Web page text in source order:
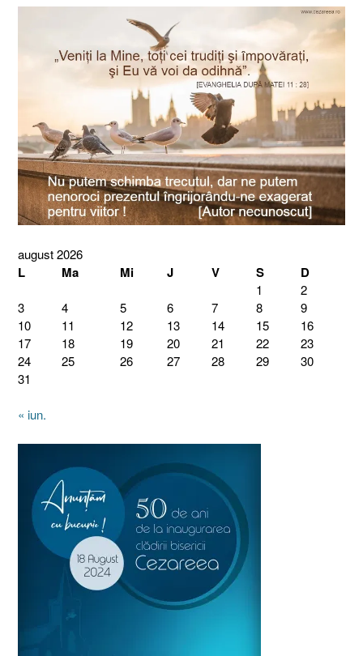
august 2026
L Ma Mi J V S D
1
2
3
4 5 6 7 8
9
10
11 12 13 14 15
16
17
18 19 20 21 22
23
24
25 26 27 28 29
30
31
« iun.